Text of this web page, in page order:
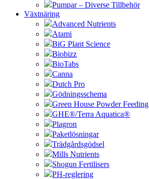
Pumpar – Diverse Tillbehör
Växtnäring
Advanced Nutrients
Atami
BiG Plant Science
Biobizz
BioTabs
Canna
Dutch Pro
Gödningsschema
Green House Powder Feeding
GHE®/Terra Aquatica®
Plagron
Paketlösningar
Trädgårdsgödsel
Mills Nutrients
Shogun Fertilisers
PH-reglering